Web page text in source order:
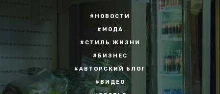
#НОВОСТИ
#МОДА
#СТИЛЬ ЖИЗНИ
#БИЗНЕС
#АВТОРСКИЙ БЛОГ
#ВИДЕО